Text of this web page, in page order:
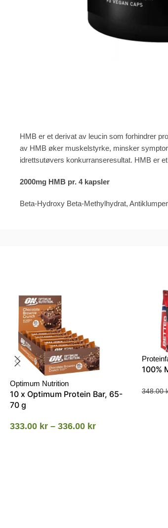
HMB er et derivat av leucin som forhindrer
av HMB øker muskelstyrke, minsker
idrettsutøvers konkurranseresultat. HMB er
2000mg HMB pr. 4 kapsler
Beta-Hydroxy Beta-Methylhydrat,
Optimum Nutrition
10 x Optimum Protein Bar, 65-
70 g
333.00 kr – 336.00 kr
100%
348.00